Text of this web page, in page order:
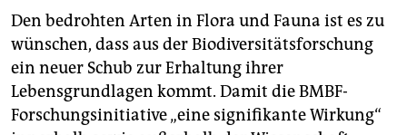
Den bedrohten Arten in Flora und Fauna ist es zu
wünschen, dass aus der Biodiversitätsforschung
ein neuer Schub zur Erhaltung ihrer
Lebensgrundlagen kommt. Damit die BMBF-
Forschungsinitiative „eine signifikante Wirkung“